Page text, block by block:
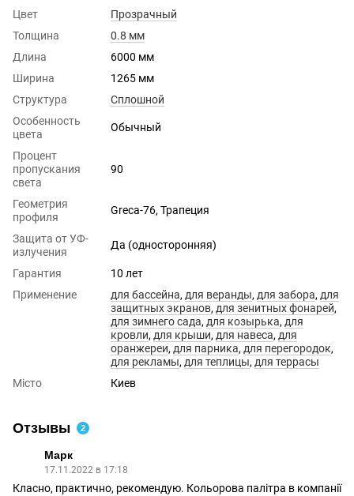
Цвет
Прозрачный
Толщина
0.8 мм
Длина
6000 мм
Ширина
1265 мм
Структура
Сплошной
Особенность
цвета
Обычный
Процент
пропускания
света
90
Геометрия
профиля
Greca-76, Трапеция
Защита от УФ-
излучения
Да (односторонняя)
Гарантия
10 лет
Применение
для бассейна, для веранды, для забора, для
защитных экранов, для зенитных фонарей,
для зимнего сада, для козырька, для
кровли, для крыши, для навеса, для
оранжереи, для парника, для перегородок,
для рекламы, для теплицы, для террасы
Місто
Киев
Отзывы 2
Марк
17.11.2022 в 17:18
Класно, практично, рекомендую. Кольорова палітра в компанії